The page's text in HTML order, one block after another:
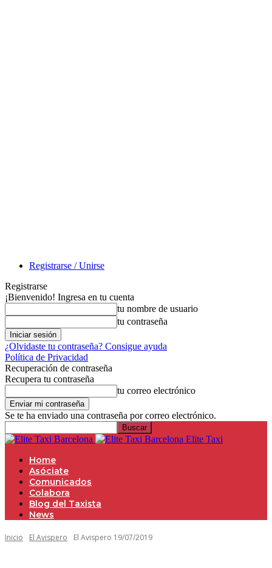
Registrarse / Unirse
Registrarse
¡Bienvenido! Ingresa en tu cuenta
tu nombre de usuario
tu contraseña
¿Olvidaste tu contraseña? Consigue ayuda
Política de Privacidad
Recuperación de contraseña
Recupera tu contraseña
tu correo electrónico
Se te ha enviado una contraseña por correo electrónico.
Elite Taxi
Home
Asóciate
Comunicados
Colabora
Blog del Taxista
News
Inicio El Avispero El Avispero 19/07/2019